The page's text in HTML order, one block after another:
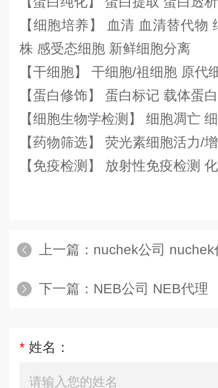
【细胞培养】 血清 血清替代物
株 感受态细胞 新鲜细胞分离
【干细胞】 干细胞/祖细胞 原代
【蛋白修饰】 蛋白标记 载体蛋
【细胞生物学检测】 细胞凋亡
【药物筛选】 荧光素细胞活力/
【免疫检测】 放射性免疫检测
上一篇： nuchek公司 nuchek
下一篇： NEB公司 NEB代理
* 姓名：